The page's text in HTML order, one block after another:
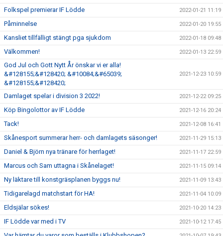
Folkspel premierar IF Lödde 2022-01-21 11:19
Påminnelse 2022-01-20 19:55
Kansliet tillfälligt stängt pga sjukdom 2022-01-18 09:48
Välkommen! 2022-01-13 22:59
God Jul och Gott Nytt År önskar vi er alla!
&#128155;&#128420; &#10084;&#65039;
&#128155;&#128420;
2021-12-23 10:59
Damlaget spelar i division 3 2022! 2021-12-22 09:25
Köp Bingolottor av IF Lödde 2021-12-16 20:24
Tack! 2021-12-08 16:41
Skånesport summerar herr- och damlagets säsonger! 2021-11-29 15:13
Daniel & Björn nya tränare för herrlaget! 2021-11-17 22:59
Marcus och Sam uttagna i Skånelaget! 2021-11-15 09:14
Ny läktare till konstgräsplanen byggs nu! 2021-11-09 13:43
Tidigarelagd matchstart för HA! 2021-11-04 10:09
Eldsjälar sökes! 2021-10-20 14:23
IF Lödde var med i TV 2021-10-12 17:45